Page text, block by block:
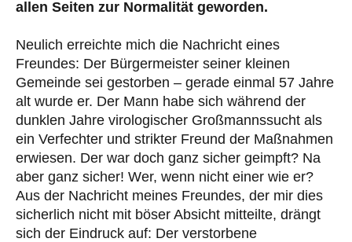
allen Seiten zur Normalität geworden.
Neulich erreichte mich die Nachricht eines
Freundes: Der Bürgermeister seiner kleinen
Gemeinde sei gestorben – gerade einmal 57 Jahre
alt wurde er. Der Mann habe sich während der
dunklen Jahre virologischer Großmannssucht als
ein Verfechter und strikter Freund der Maßnahmen
erwiesen. Der war doch ganz sicher geimpft? Na
aber ganz sicher! Wer, wenn nicht einer wie er?
Aus der Nachricht meines Freundes, der mir dies
sicherlich nicht mit böser Absicht mitteilte, drängt
sich der Eindruck auf: Der verstorbene